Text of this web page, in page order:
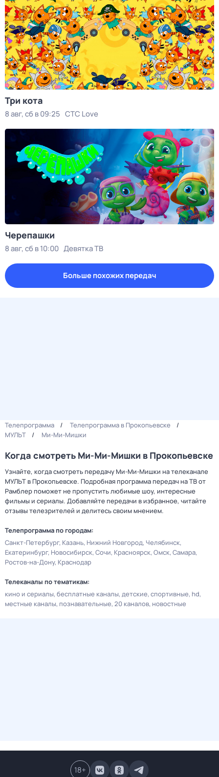
Три кота
8 авг, сб в 09:25 СТС Love
Черепашки
8 авг, сб в 10:00 Девятка ТВ
Больше похожих передач
Телепрограмма
Телепрограмма в Прокопьевске
МУЛЬТ
Ми-Ми-Мишки
Когда смотреть Ми-Ми-Мишки в Прокопьевске
Узнайте, когда смотреть передачу Ми-Ми-Мишки на телеканале
МУЛЬТ в Прокопьевске. Подробная программа передач на ТВ от
Рамблер поможет не пропустить любимые шоу, интересные
фильмы и сериалы. Добавляйте передачи в избранное, читайте
отзывы телезрителей и делитесь своим мнением.
Телепрограмма по городам:
Санкт-Петербург Казань Нижний Новгород Челябинск
Екатеринбург Новосибирск Сочи Красноярск Омск Самара
Ростов-на-Дону Краснодар
Телеканалы по тематикам:
кино и сериалы бесплатные каналы детские спортивные hd
местные каналы познавательные 20 каналов новостные
18+